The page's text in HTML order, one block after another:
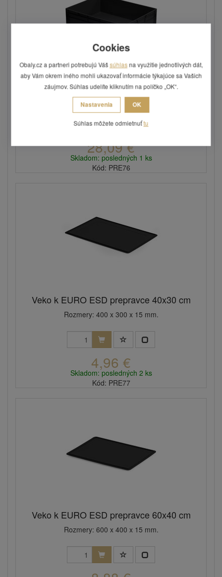
EURO ESD prepravka 80x60x22
Rozmery: 800 x 600 x 220 mm.
28,09 €
Skladom: posledných 1 ks
Kód: PRE76
Veko k EURO ESD prepravce 40x30 cm
Rozmery: 400 x 300 x 15 mm.
4,96 €
Skladom: posledných 2 ks
Kód: PRE77
Veko k EURO ESD prepravce 60x40 cm
Rozmery: 600 x 400 x 15 mm.
Cookies
Obaly.cz a partneri potrebujú Vášsúhlas na využitie jednotlivých dát,
aby Vám okrem iného mohli ukazovať informácie týkajúce sa Vašich
záujmov. Súhlas udelíte kliknutím na políčko „OK“.
Nastavenia OK
Súhlas môžete odmietnuťtu